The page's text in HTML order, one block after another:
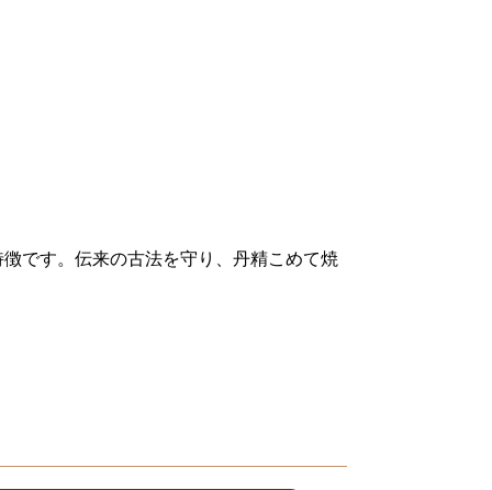
です。伝来の古法を守り、丹精こめて焼